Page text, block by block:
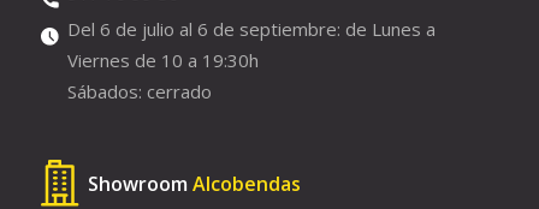
Del 6 de julio al 6 de septiembre: de Lunes a
Viernes de 10 a 19:30h
Sábados: cerrado
Showroom Alcobendas